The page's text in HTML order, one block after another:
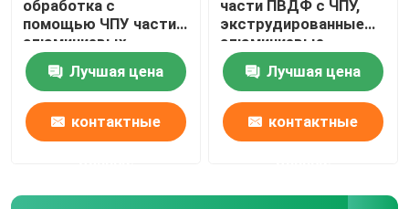
Части для покрытия порошковым покрытием
изготовленное на заказ изготовление металла
обработка с
помощью ЧПУ части
алюминиевых
литейных деталей
Лучшая цена
контактные
части ПВДФ с ЧПУ,
экструдированные
алюминиевые
теплоотводы
Лучшая цена
контактные